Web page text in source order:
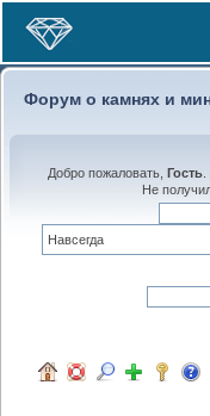
Форум о камнях и
Добро пожаловать, Гость.
Не